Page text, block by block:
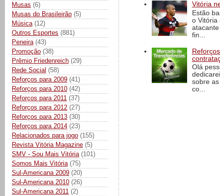
Musas (6)
Musas do Brasileirão (5)
Música (12)
Outros Esportes (881)
Peneira (43)
Promoção (38)
Prêmio Friedenreich (29)
Rede Social (58)
Reforços para 2009 (41)
Reforços para 2010 (42)
Reforços para 2011 (37)
Reforços para 2012 (27)
Reforços para 2013 (30)
Reforços para 2014 (23)
Relacionados para jogo (155)
Revista Vitória Magazine (5)
SMV - Sou Mais Vitória (101)
Somos Mais Vitória (75)
Sul-Americana 2009 (20)
Sul-Americana 2010 (26)
Sul-Americana 2011 (2)
Vitória
Estão
o Vitória
fin...
Olá
sobre
co...